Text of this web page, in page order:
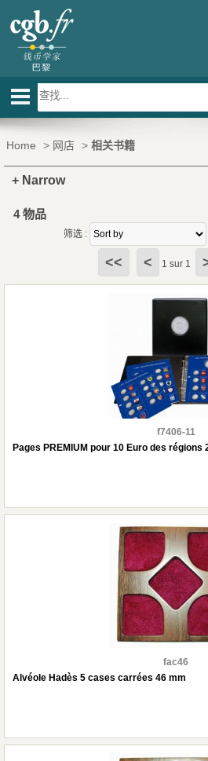
Home > 网店 > 相关书籍
+ Narrow
4 物品
筛选 :
<< < 1 sur 1
f7406-11
Pages PREMIUM pour 10 Euro des régions
fac46
Alvéole Hadès 5 cases carrées 46 mm